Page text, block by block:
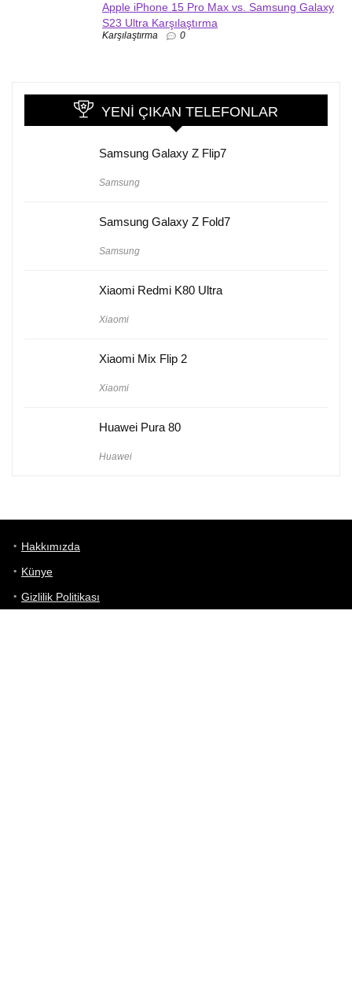
Apple iPhone 15 Pro Max vs. Samsung Galaxy
S23 Ultra Karşılaştırma
Karşılaştırma 0
YENI ÇIKAN TELEFONLAR
Samsung Galaxy Z Flip7
Samsung
Samsung Galaxy Z Fold7
Samsung
Xiaomi Redmi K80 Ultra
Xiaomi
Xiaomi Mix Flip 2
Xiaomi
Huawei Pura 80
Huawei
Hakkımızda
Künye
Gizlilik Politikası